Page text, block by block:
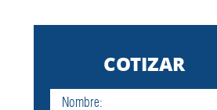
COTIZAR